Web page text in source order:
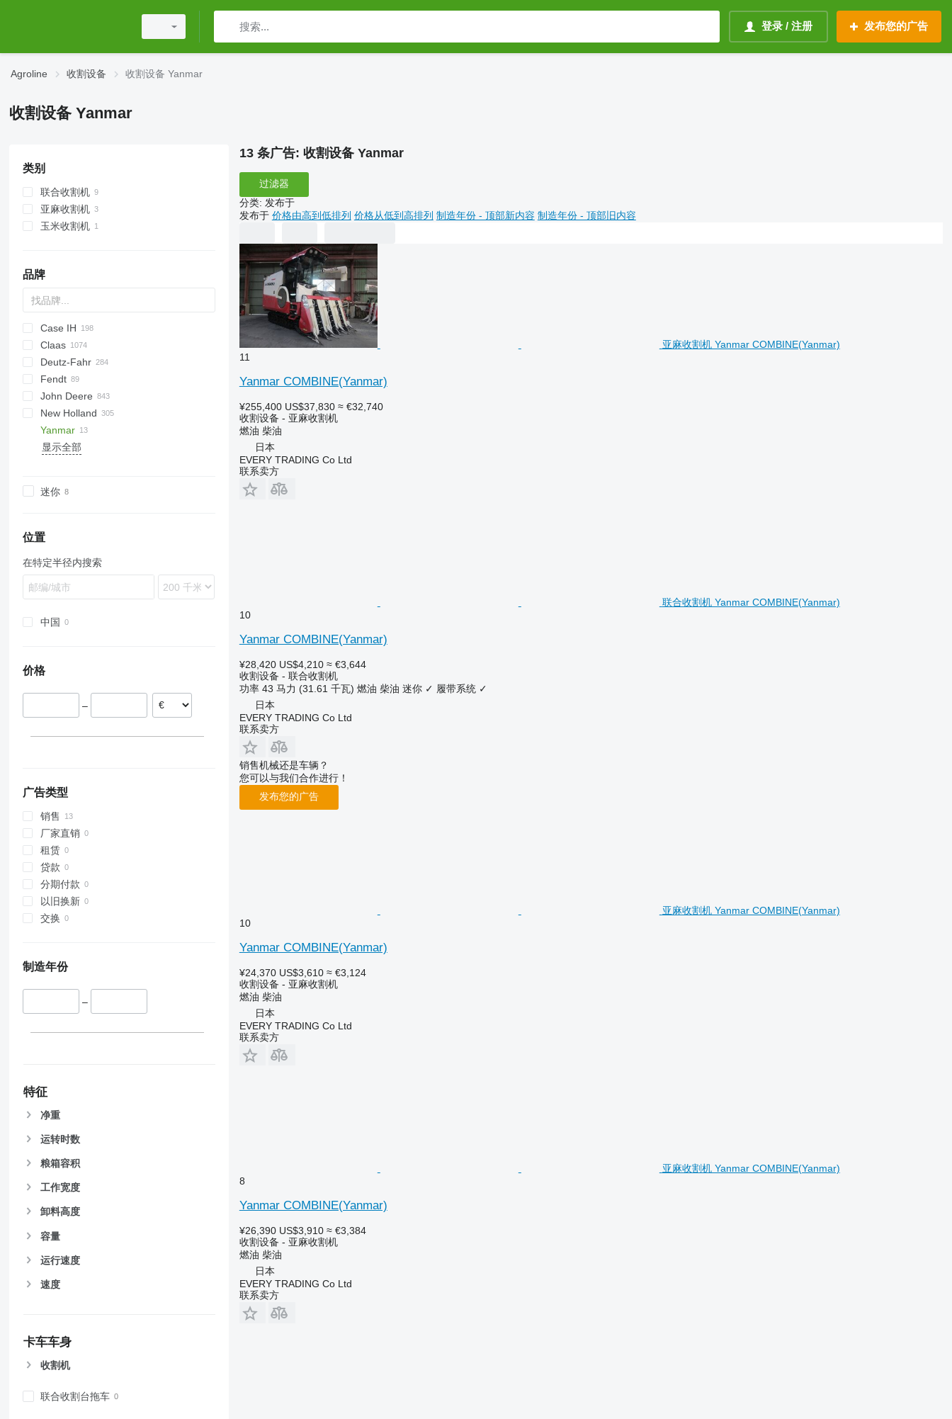
登录 / 注册 发布您的广告
Agroline 收割设备 收割设备 Yanmar
收割设备 Yanmar
类别
联合收割机
亚麻收割机
玉米收割机
品牌
CM
T
Spartan
Case IH
1680
2188
2388
5088
5130
5140
6088
7120
7250
8010
8230
8240
560R
740
Lexion
Claas
Avero
C-series
Commandor
Dominator
Evion
Jaguar
Mega
Trion
Tucano
Vario
9100
Deutz-Fahr
M series
TopLiner
D-series
Fendt
Ideal
Katana
E series
RL
SF
Palesse
EVO
MAXTRON
REXOR
VARITRON
TV
Terra
John Deere
550
625R
639
1075
1550
1570
2058
2064
7450
7750
8200
8400
8500
8600
9500
9560
9600
9610
9660
9670 STS
9860 STS
9900
C-series
H-series
M-series
S-series
W-series
X-series
AMT
Big M
Big X
MC
310
3500
3550
L-series
34
38
40
7278
9280
9380
9790
Ideal
Vario
New Holland
8030
CR
FR
T-series
TC
TF
TL
Maus
Panther
euro-Tiger
Acros
Don
500
580
2065
FS
V-series
617
625
S-series
Felix
Joanna
Yanmar
150
显示全部
迷你
位置
在特定半径内搜索
中国
价格
–
广告类型
销售
厂家直销
租赁
贷款
分期付款
以旧换新
交换
制造年份
–
特征
净重
运转时数
粮箱容积
工作宽度
卸料高度
容量
运行速度
速度
卡车车身
收割机
联合收割台拖车
13 条广告: 收割设备 Yanmar
过滤器
分类: 发布于
发布于 价格由高到低排列 价格从低到高排列 制造年份 - 顶部新内容 制造年份 - 顶部旧内容
亚麻收割机 Yanmar COMBINE(Yanmar)
11
Yanmar COMBINE(Yanmar)
¥255,400 US$37,830 ≈ €32,740
收割设备 - 亚麻收割机
燃油 柴油
日本
EVERY TRADING Co Ltd
联系卖方
联合收割机 Yanmar COMBINE(Yanmar)
10
Yanmar COMBINE(Yanmar)
¥28,420 US$4,210 ≈ €3,644
收割设备 - 联合收割机
功率 43 马力 (31.61 千瓦) 燃油 柴油 迷你 ✓ 履带系统 ✓
日本
EVERY TRADING Co Ltd
联系卖方
销售机械还是车辆？
您可以与我们合作进行！
发布您的广告
亚麻收割机 Yanmar COMBINE(Yanmar)
10
Yanmar COMBINE(Yanmar)
¥24,370 US$3,610 ≈ €3,124
收割设备 - 亚麻收割机
燃油 柴油
日本
EVERY TRADING Co Ltd
联系卖方
亚麻收割机 Yanmar COMBINE(Yanmar)
8
Yanmar COMBINE(Yanmar)
¥26,390 US$3,910 ≈ €3,384
收割设备 - 亚麻收割机
燃油 柴油
日本
EVERY TRADING Co Ltd
联系卖方